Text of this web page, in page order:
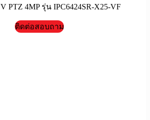
PTZ 4MP รุ่น IPC6424SR-X25-VF
ติดต่อสอบถาม